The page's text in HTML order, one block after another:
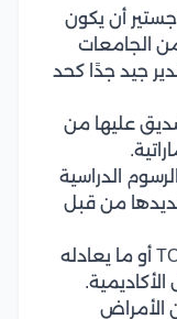
أن يكون
الجامعات
جيد جدًا كحد
عليها من
الدراسية
من قبل
اجتياز اختبار اللغة الإنجليزية TOEFL أو ما يعادله
الأمراض